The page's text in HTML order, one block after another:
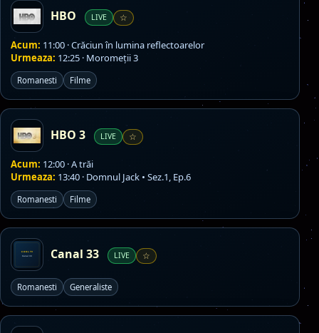
HBO LIVE ☆
Acum: 11:00 · Crăciun în lumina reflectoarelor
Urmeaza: 12:25 · Moromeții 3
Romanesti Filme
HBO 3 LIVE ☆
Acum: 12:00 · A trăi
Urmeaza: 13:40 · Domnul Jack • Sez.1, Ep.6
Romanesti Filme
Canal 33 LIVE ☆
Romanesti Generaliste